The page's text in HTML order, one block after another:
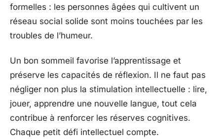
formelles : les personnes âgées qui cultivent un
réseau social solide sont moins touchées par les
troubles de l’humeur.
Un bon sommeil favorise l’apprentissage et
préserve les capacités de réflexion. Il ne faut pas
négliger non plus la stimulation intellectuelle : lire,
jouer, apprendre une nouvelle langue, tout cela
contribue à renforcer les réserves cognitives.
Chaque petit défi intellectuel compte.